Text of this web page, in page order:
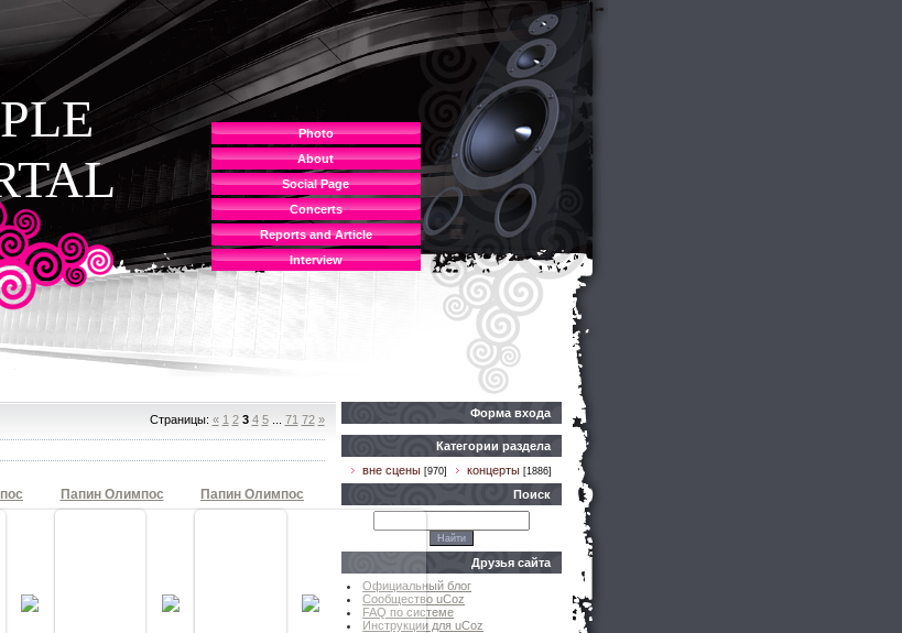
Photo
About
Social Page
Concerts
Reports and Article
Interview
Страницы: « 1 2 3 4 5 71 72 »
Папин Олимпос Папин Олимпос
Форма входа
Категории раздела
вне сцены [970] концерты [1886]
Поиск
Друзья сайта
Официальный блог
Сообщество uCoz
FAQ по системе
Инструкции для uCoz